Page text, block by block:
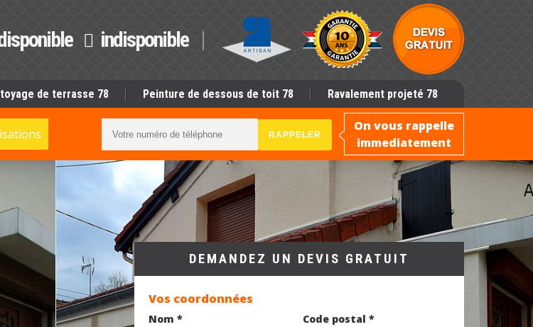
indisponible
de terrasse 78 Peinture de dessous de toit 78 Ravalement projeté 78
On vous rappelle
immediatement
DEMANDEZ UN DEVIS GRATUIT
Vos coordonnées
Nom * Code postal *